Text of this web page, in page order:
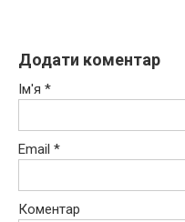
Додати коментар
Ім'я *
Email *
Коментар